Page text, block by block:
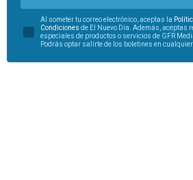
Al someter tu correo electrónico, aceptas la
Condiciones de El Nuevo Día. Además, aceptas
especiales de productos o servicios de GFR
Podrás optar salirte de los boletines en cualquier